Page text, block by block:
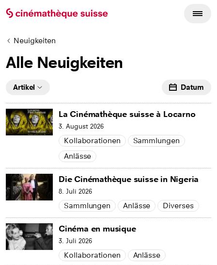
Neuigkeiten
Alle Neuigkeiten
Artikel Datum
La Cinémathèque suisse à Locarno
3. August 2026
Kollaborationen
Sammlungen
Anlässe
Die Cinémathèque suisse in Nigeria
8. Juli 2026
Sammlungen Anlässe Diverses
Cinéma en musique
3. Juli 2026
Kollaborationen Anlässe